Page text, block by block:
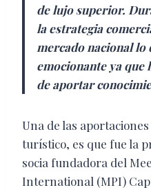
de lujo superior.
la estrategia
mercado nacional lo
emocionante ya
de aportar
Una de las
turístico, es que fue la
socia fundadora del
International (MPI)